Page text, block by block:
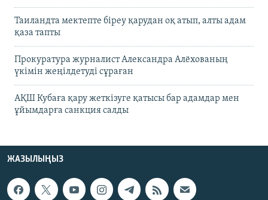
Таиландта мектепте біреу қарудан оқ атып, алты адам
қаза тапты
Прокуратура журналист Александра Алёхованың
үкімін жеңілдетуді сұраған
АҚШ Кубаға қару жеткізуге қатысы бар адамдар мен
ұйымдарға санкция салды
ЖАЗЫЛЫҢЫЗ